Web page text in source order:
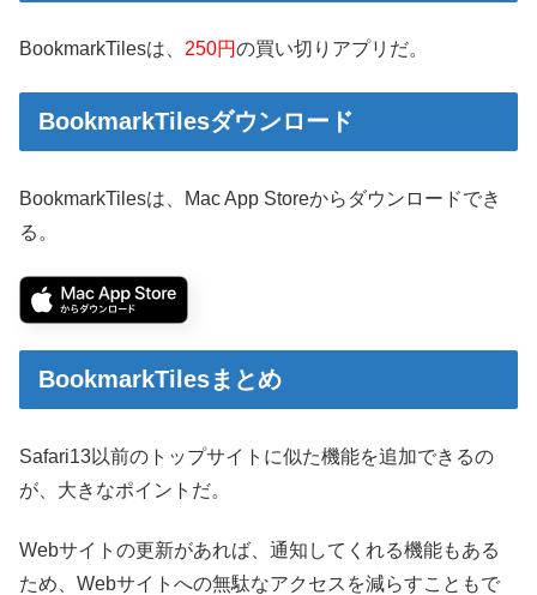
BookmarkTilesは、 250円の買い切りアプリだ。
BookmarkTilesダウンロード
BookmarkTilesは、Mac App Storeからダウンロードでき
る。
BookmarkTilesまとめ
Safari13以前のトップサイトに似た機能を追加できるの
が、大きなポイントだ。
Webサイトの更新があれば、通知してくれる機能もある
ため、Webサイトへの無駄なアクセスを減らすこともで